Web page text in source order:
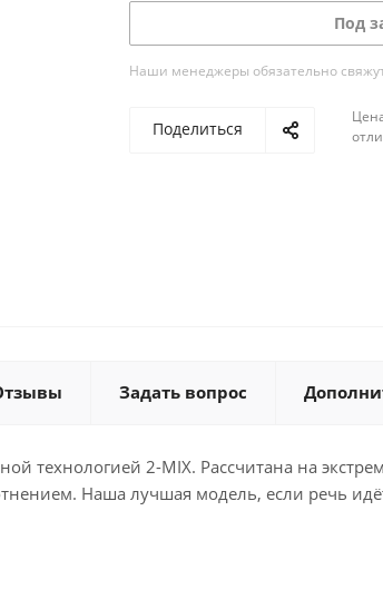
Под
Наши менеджеры обязательно
Поделиться
Задать вопрос
технологией 2-MIX. Рассчитана на
Наша лучшая модель, если речь